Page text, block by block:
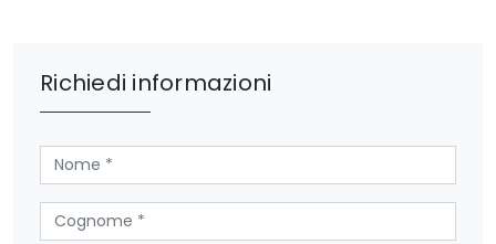
Richiedi informazioni